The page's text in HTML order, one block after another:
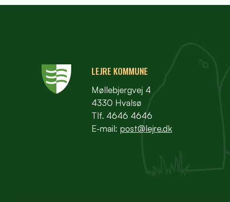
LEJRE KOMMUNE
Møllebjergvej 4
4330 Hvalsø
Tlf. 4646 4646
E-mail: post@lejre.dk